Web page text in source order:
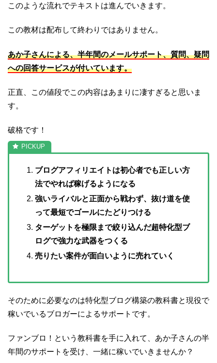
このような流れでテキストは進んでいきます。
この教材は配布して終わりではありません。
あか子さんによる、半年間のメールサポート、質問、疑問
への回答サービスが付いています。
正直、この値段でこの内容はあまりに凄すぎると思いま
す。
破格です！
ブログアフィリエイトは初心者でも正しい方
法でやれば稼げるようになる
強いライバルと正面から戦わず、抜け道を使
って最短でゴールにたどりつける
ターゲットを極限まで絞り込んだ超特化型ブ
ログで強力な武器をつくる
売りたい案件が面白いように売れていく
そのために必要なのは特化型ブログ構築の教科書と現役で
稼いでいるブロガーによるサポートです。
ファンブロ！という教科書を手に入れて、あか子さんの半
年間のサポートを受け、一緒に稼いでいきませんか？